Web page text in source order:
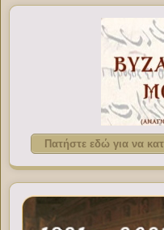
Πατήστε εδώ για να